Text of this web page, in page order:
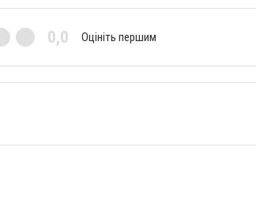
0,0 Оцініть першим